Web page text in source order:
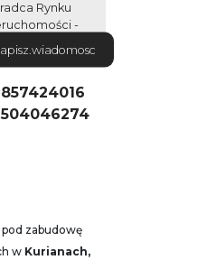
Rynku
-
nr 250
4001
857424016
504046274
pod zabudowę
w Kurianach,